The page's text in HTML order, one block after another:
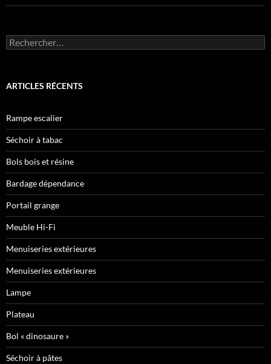
Rechercher :
ARTICLES RÉCENTS
Rampe escalier
Séchoir à tabac
Bols bois et résine
Bardage dépendance
Portail grange
Meuble Hi-Fi
Menuiseries extérieures
Menuiseries extérieures
Lampe
Plateau
Bol « dinosaure »
Séchoir à pâtes